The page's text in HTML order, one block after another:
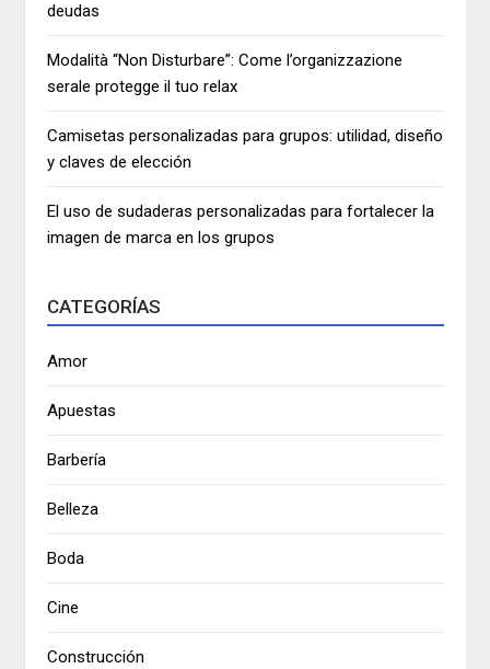
deudas
Modalità “Non Disturbare”: Come l’organizzazione
serale protegge il tuo relax
Camisetas personalizadas para grupos: utilidad, diseño
y claves de elección
El uso de sudaderas personalizadas para fortalecer la
imagen de marca en los grupos
CATEGORÍAS
Amor
Apuestas
Barbería
Belleza
Boda
Cine
Construcción